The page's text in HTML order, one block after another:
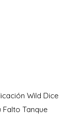
Wild Dice
Tanque